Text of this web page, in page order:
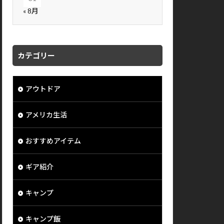
« 8月
カテゴリー
アウトドア
アメリカ生活
おすすめアイテム
ギア紹介
キャンプ
キャンプ飯